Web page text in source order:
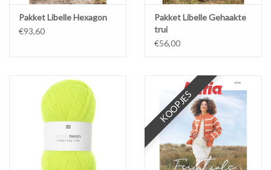
Pakket Libelle Hexagon
€93,60
Pakket Libelle Gehaakte
trui
€56,00
KOOPJES